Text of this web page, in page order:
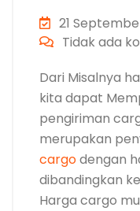
21
Tidak ada
Dari Misalnya
kita dapat
pengiriman
merupakan
cargodengan
dibandingkan
Harga cargo